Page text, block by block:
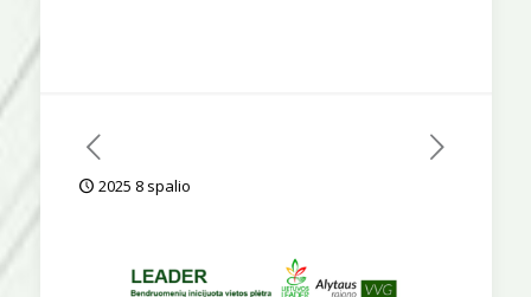
2025 8 spalio